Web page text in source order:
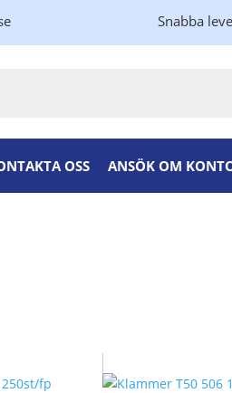
Snabba
OSS ANSÖK OM